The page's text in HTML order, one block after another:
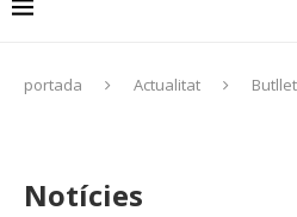
portada Actualitat
Notícies